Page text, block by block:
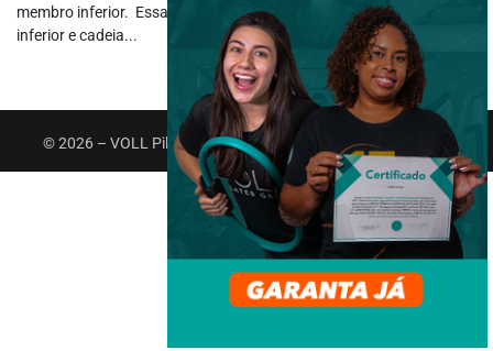
membro inferior. Essas articulações influenciam todo o membro
inferior e cadeia...
© 2026 – VOLL Pilates Group. Todos os direitos reservados.